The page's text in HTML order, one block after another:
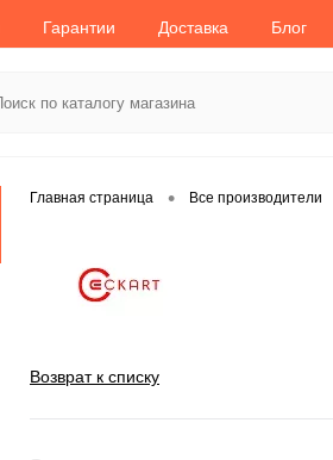
Гарантии Доставка Блог
Главная страница • Все производители
Возврат к списку